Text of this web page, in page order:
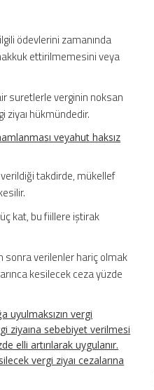
ödevlerini zamanında
ettirilmemesini veya
suretlerle verginin noksan
hükmündedir.
veyahut haksız
takdirde, mükellef
kat, bu fiillere iştirak
sonra verilenler hariç olmak
kesilecek ceza yüzde
uyulmaksızın vergi
ziyaına sebebiyet verilmesi
elli artırılarak uygulanır.
vergi ziyaı cezalarına